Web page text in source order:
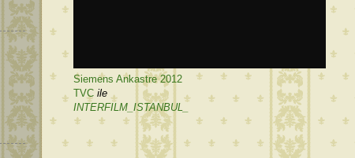
Siemens Ankastre 2012
TVC ile
INTERFILM_ISTANBUL_